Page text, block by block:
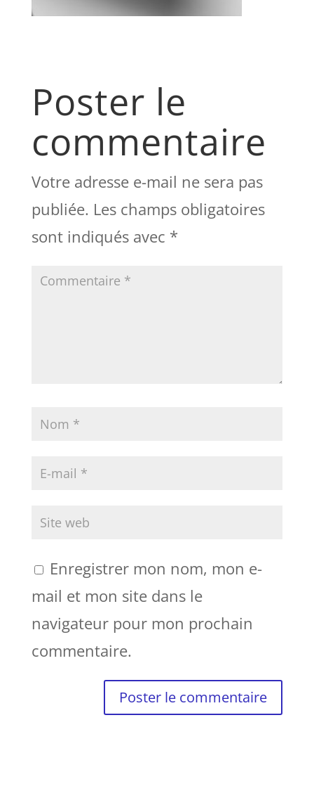
Poster le
commentaire
Votre adresse e-mail ne sera pas
publiée. Les champs obligatoires
sont indiqués avec *
Enregistrer mon nom, mon e-
mail et mon site dans le
navigateur pour mon prochain
commentaire.